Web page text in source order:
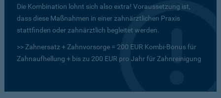
Die Kombination lohnt sich also extra! Voraussetzung ist,
dass diese Maßnahmen in einer zahnärztlichen Praxis
stattfinden oder zahnärztlich begleitet werden.
>> Zahnersatz + Zahnvorsorge = 200 EUR Kombi-Bonus für
Zahnaufhellung + bis zu 200 EUR pro Jahr für Zahnreinigung